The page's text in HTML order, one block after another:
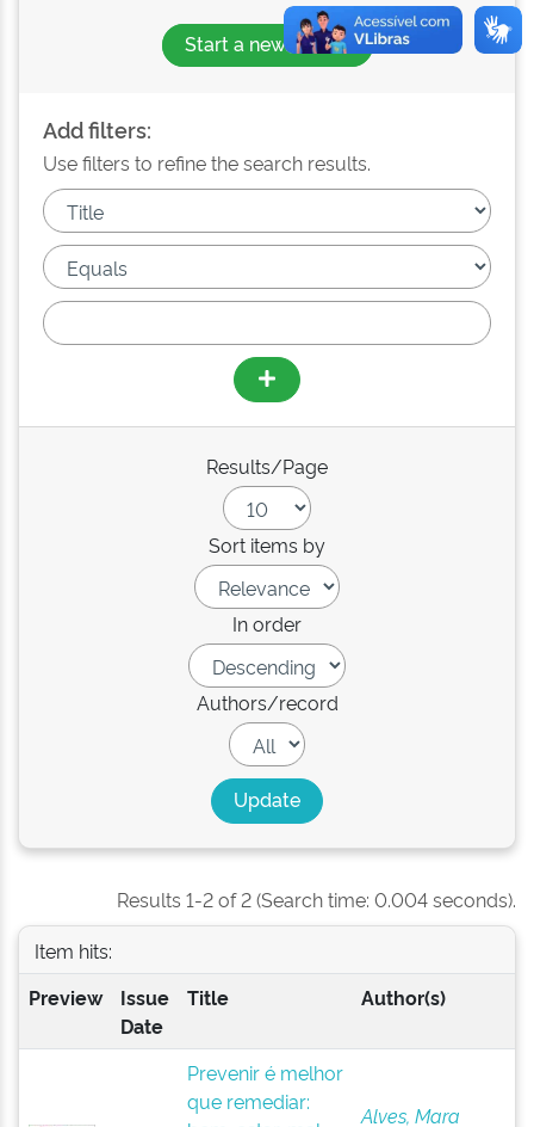
Start a new search
Add filters:
Use filters to refine the search results.
Results/Page
Sort items by
In order
Authors/record
Results 1-2 of 2 (Search time: 0.004 seconds).
Item hits:
Preview
Issue
Date
Title Author(s)
Prevenir é melhor
que remediar:
Alves, Mara